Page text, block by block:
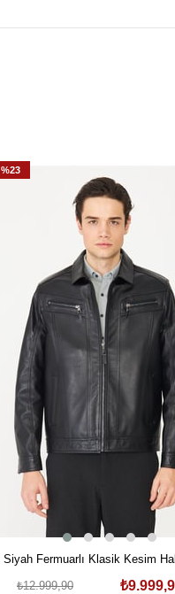
%23
Siyah Fermuarlı Klasik Kesim
Ceket
₺12.999,90